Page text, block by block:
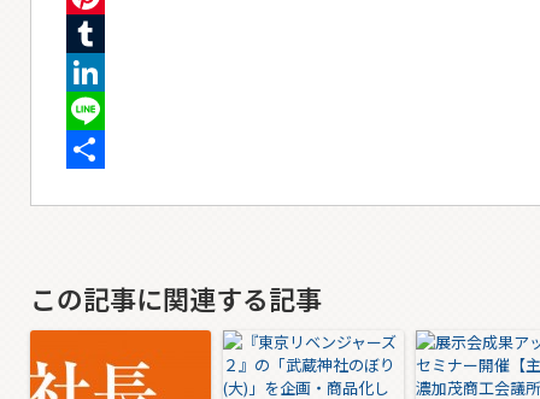
Pinterest
Tumblr
LinkedIn
Line
有
この記事に関連する記事